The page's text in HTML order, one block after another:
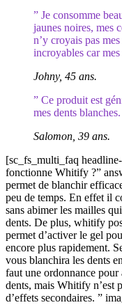
” Je consomme
jaunes noires, mes
n’y croyais pas
incroyables car
Johny, 45 ans.
” Ce produit est
mes dents
Salomon, 39 ans.
[sc_fs_multi_faq
fonctionne Whitify ?”
permet de blanchir
peu de temps. En effet il
sans abimer les mailles
dents. De plus, whitify
permet d’activer le gel
encore plus rapidement.
vous blanchira les dents
faut une ordonnance pour
dents, mais Whitify n’est
d’effets secondaires. ”